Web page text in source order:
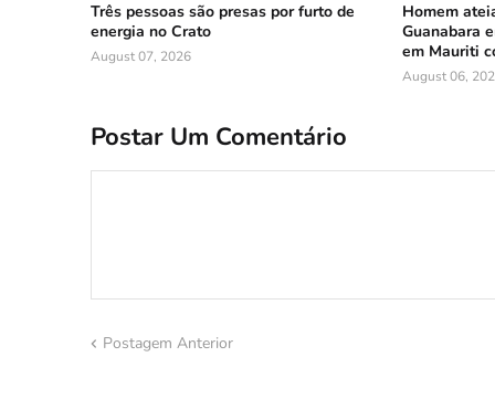
Três pessoas são presas por furto de
energia no Crato
August 07, 2026
Homem
Guanabara
em Mauriti
August 06,
Postar Um Comentário
Postagem Anterior